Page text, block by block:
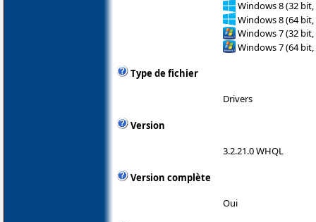
Windows 8 (32 bit,
Windows 8 (64 bit,
Windows 7 (32 bit,
Windows 7 (64 bit,
Type de fichier
Drivers
Version
3.2.21.0 WHQL
Version complète
Oui